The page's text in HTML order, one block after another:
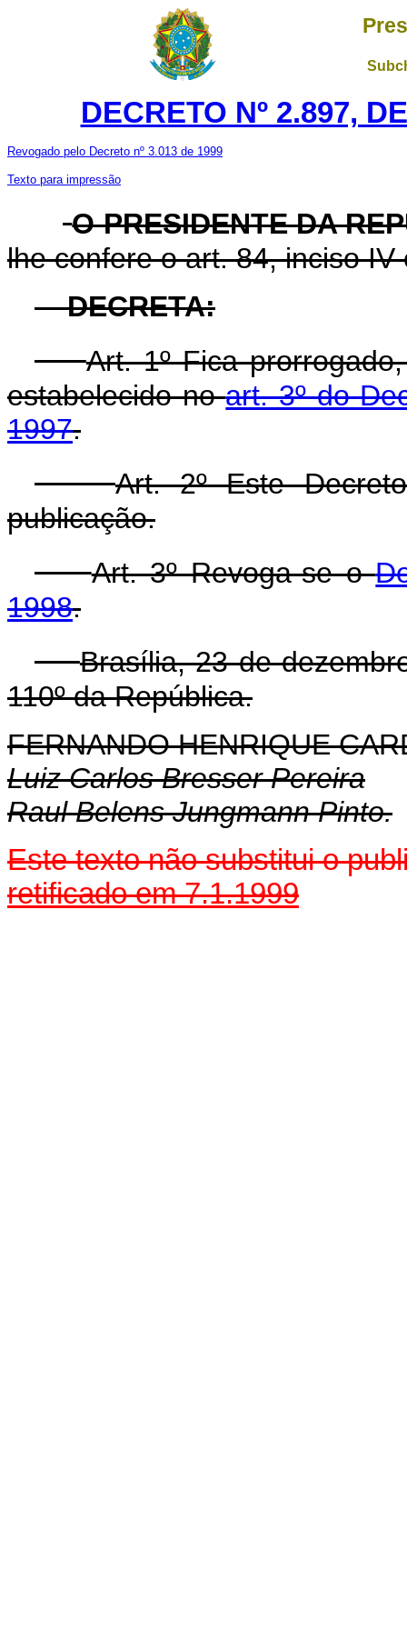
DECRETO Nº 2.897,
Revogado pelo Decreto nº 3.013 de 1999
Texto para impressão
O PRESIDENTE DA
lhe confere o art. 84, inciso
DECRETA:
Art. 1º Fica
estabelecido noart. 3º do
1997.
Art. 2º Este
publicação.
Art. 3º Revoga-se o
1998.
Brasília, 23 de
110º da República.
FERNANDO HENRIQUE
Luiz Carlos Bresser Pereira
Raul Belens Jungmann Pinto.
Este texto não substitui o
retificado em 7.1.1999